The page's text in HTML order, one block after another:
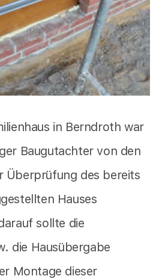
in Berndroth war
Baugutachter von den
Überprüfung des bereits
Hauses
sollte die
die Hausübergabe
Montage dieser